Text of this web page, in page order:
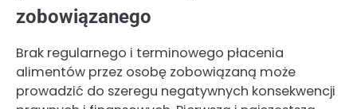
zobowiązanego
Brak regularnego i terminowego płacenia
alimentów przez osobę zobowiązaną może
prowadzić do szeregu negatywnych konsekwencji